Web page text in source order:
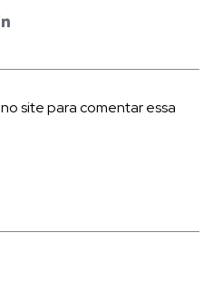
no site para comentar essa